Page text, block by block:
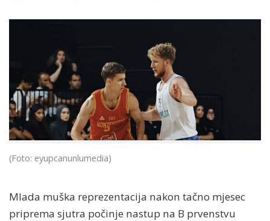
(Foto: eyupcanunlumedia)
Mlada muška reprezentacija nakon tačno mjesec
priprema sjutra počinje nastup na B prvenstvu